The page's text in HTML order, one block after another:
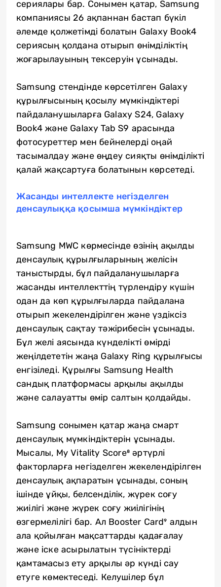
сериялары бар. Сонымен қатар, Samsung
компаниясы 26 ақпаннан бастап бүкіл
әлемде қолжетімді болатын Galaxy Book4
сериясың қолдана отырып өнімділіктің
жоғарылауының тексеруін ұсынады.
Samsung стендінде көрсетілген Galaxy
құрылғысының қосылу мүмкіндіктері
пайдаланушыларға Galaxy S24, Galaxy
Book4 және Galaxy Tab S9 арасында
фотосуреттер мен бейнелерді оңай
тасымалдау және өңдеу сияқты өнімділікті
қалай жақсартуға болатынын көрсетеді.
Жасанды интеллекте негізделген
денсаулыққа қосымша мүмкіндіктер
Samsung MWC көрмесінде өзінің ақылды
денсаулық құрылғыларының желісін
таныстырды, бұл пайдаланушыларға
жасанды интеллекттің түрлендіру күшін
одан да көп құрылғыларда пайдалана
отырып жекелендірілген және үздіксіз
денсаулық сақтау тәжірибесін ұсынады.
Бұл желі аясында күнделікті өмірді
жеңілдететін жаңа Galaxy Ring құрылғысы
енгізіледі. Құрылғы Samsung Health
сандық платформасы арқылы ақылды
және салауатты өмір салтын қолдайды.
Samsung сонымен қатар жаңа смарт
денсаулық мүмкіндіктерін ұсынады.
Мысалы, My Vitality Score⁸ әртүрлі
факторларға негізделген жекелендірілген
денсаулық ақпаратын ұсынады, соның
ішінде ұйқы, белсенділік, жүрек соғу
жиілігі және жүрек соғу жиілігінің
өзгермелілігі бар. Ал Booster Card⁹ алдын
ала қойылған мақсаттарды қадағалау
және іске асырылатын түсініктерді
қамтамасыз ету арқылы әр күнді сау
етуге көмектеседі. Келушілер бұл